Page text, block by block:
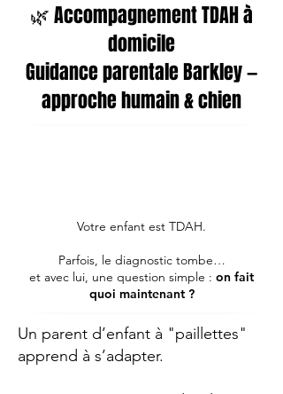
🌿 Accompagnement TDAH à
domicile
Guidance parentale Barkley —
approche humain & chien
Votre enfant est TDAH.
Parfois, le diagnostic tombe…
et avec lui, une question simple : on fait
quoi maintenant ?
Un parent d’enfant à "paillettes"
apprend à s’adapter.